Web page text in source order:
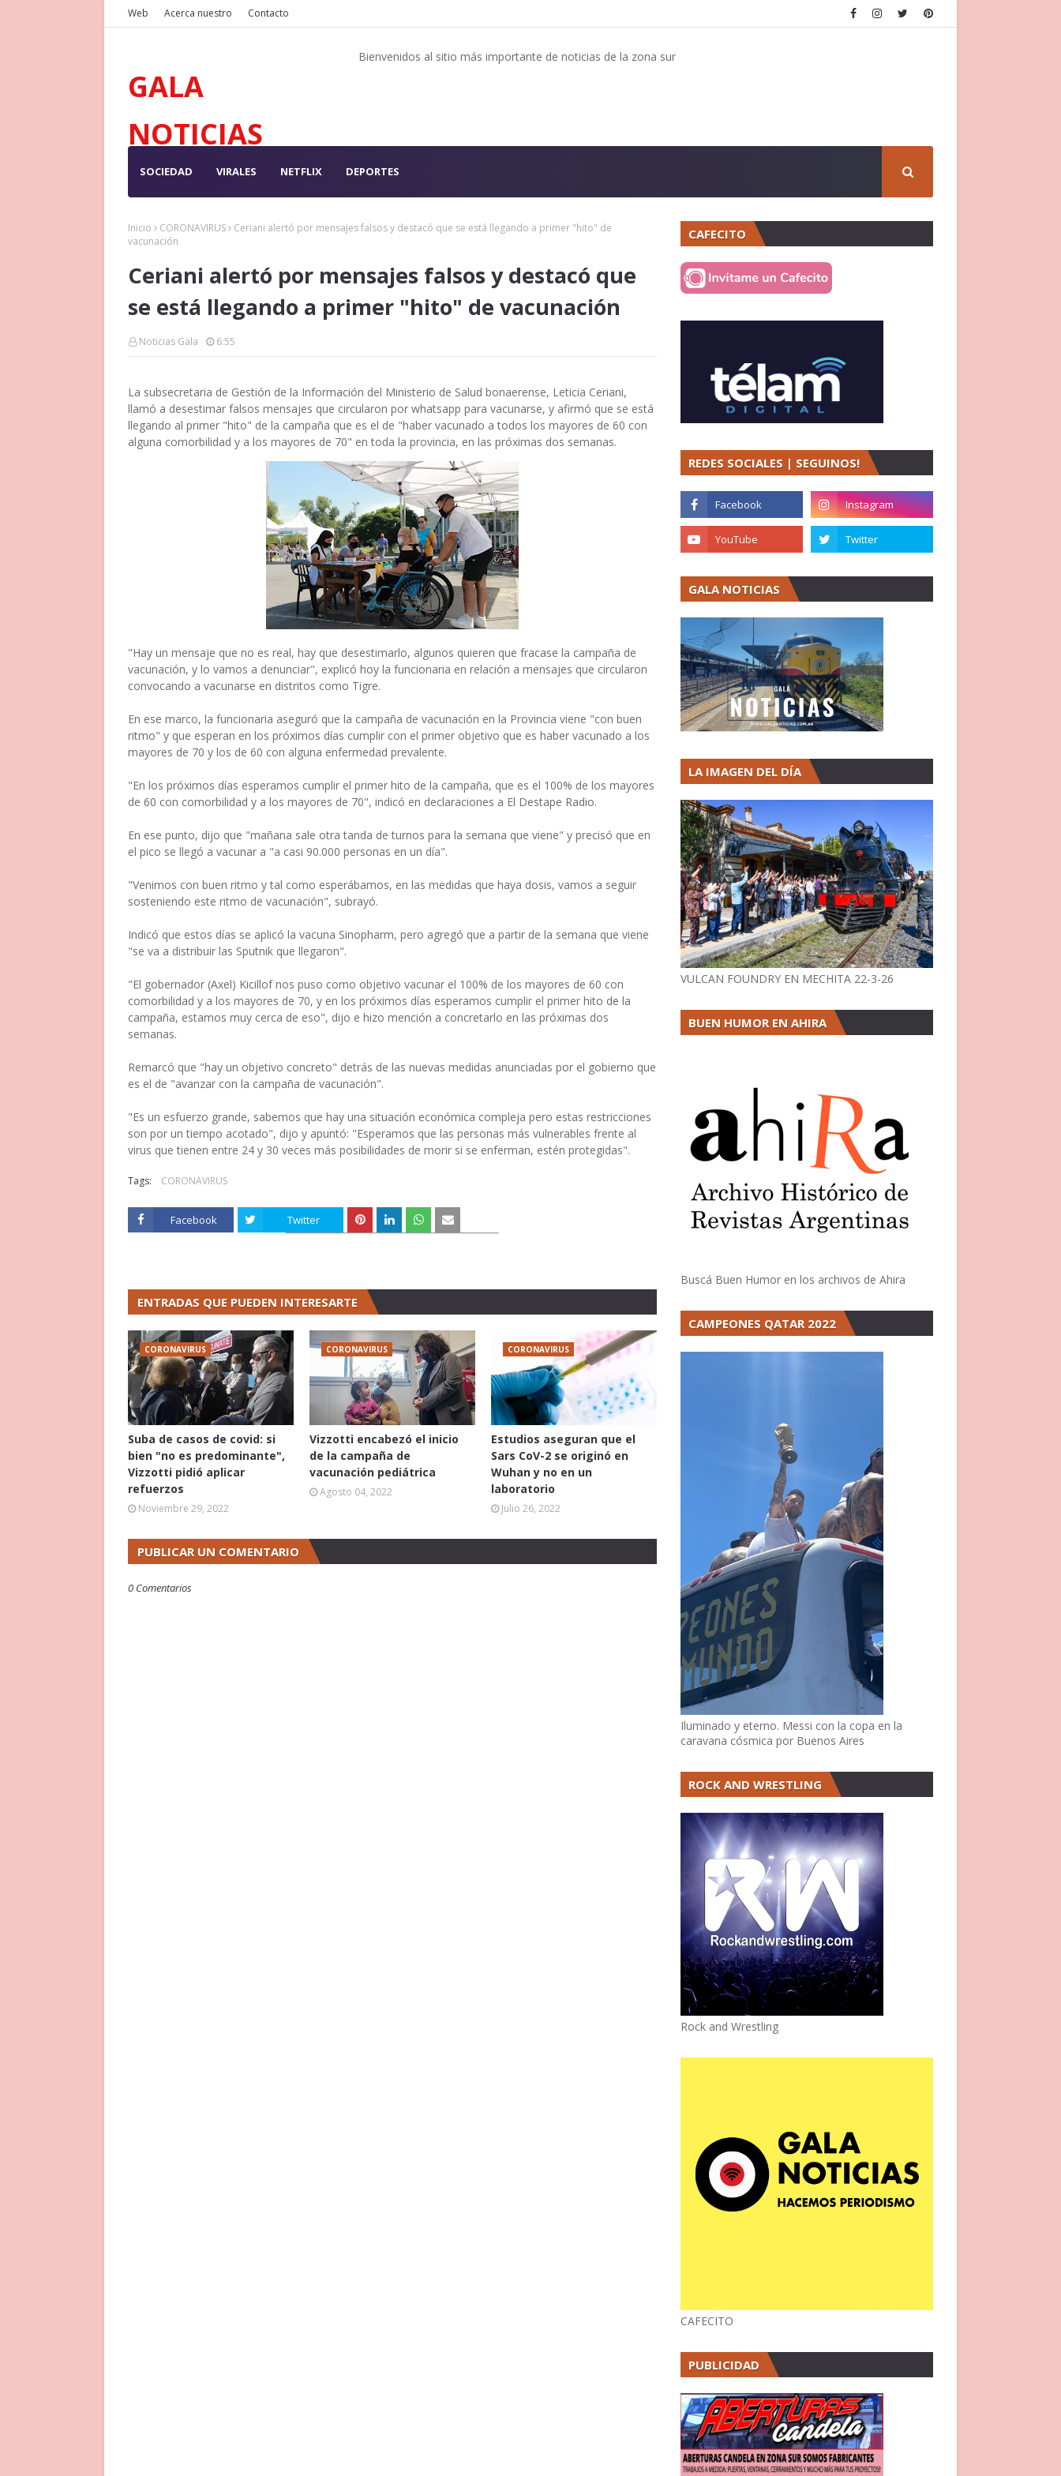
Web Acerca nuestro Contacto
GALA
NOTICIAS
Bienvenidos al sitio más importante de noticias de la zona sur
SOCIEDAD VIRALES NETFLIX DEPORTES
Inicio CORONAVIRUS
Ceriani alertó por mensajes falsos y destacó que se está llegando a primer "hito" de
vacunación
Ceriani alertó por mensajes falsos y destacó que
se está llegando a primer "hito" de vacunación
Noticias Gala 6:55
La subsecretaria de Gestión de la Información del Ministerio de Salud bonaerense, Leticia Ceriani,
llamó a desestimar falsos mensajes que circularon por whatsapp para vacunarse, y afirmó que se está
llegando al primer "hito" de la campaña que es el de "haber vacunado a todos los mayores de 60 con
alguna comorbilidad y a los mayores de 70" en toda la provincia, en las próximas dos semanas.
"Hay un mensaje que no es real, hay que desestimarlo, algunos quieren que fracase la campaña de
vacunación, y lo vamos a denunciar", explicó hoy la funcionaria en relación a mensajes que circularon
convocando a vacunarse en distritos como Tigre.
En ese marco, la funcionaria aseguró que la campaña de vacunación en la Provincia viene "con buen
ritmo" y que esperan en los próximos días cumplir con el primer objetivo que es haber vacunado a los
mayores de 70 y los de 60 con alguna enfermedad prevalente.
"En los próximos días esperamos cumplir el primer hito de la campaña, que es el 100% de los mayores
de 60 con comorbilidad y a los mayores de 70", indicó en declaraciones a El Destape Radio.
En ese punto, dijo que "mañana sale otra tanda de turnos para la semana que viene" y precisó que en
el pico se llegó a vacunar a "a casi 90.000 personas en un día".
"Venimos con buen ritmo y tal como esperábamos, en las medidas que haya dosis, vamos a seguir
sosteniendo este ritmo de vacunación", subrayó.
Indicó que estos días se aplicó la vacuna Sinopharm, pero agregó que a partir de la semana que viene
"se va a distribuir las Sputnik que llegaron".
"El gobernador (Axel) Kicillof nos puso como objetivo vacunar el 100% de los mayores de 60 con
comorbilidad y a los mayores de 70, y en los próximos días esperamos cumplir el primer hito de la
campaña, estamos muy cerca de eso", dijo e hizo mención a concretarlo en las próximas dos
semanas.
Remarcó que "hay un objetivo concreto" detrás de las nuevas medidas anunciadas por el gobierno que
es el de "avanzar con la campaña de vacunación".
"Es un esfuerzo grande, sabemos que hay una situación económica compleja pero estas restricciones
son por un tiempo acotado", dijo y apuntó: "Esperamos que las personas más vulnerables frente al
virus que tienen entre 24 y 30 veces más posibilidades de morir si se enferman, estén protegidas".
Tags: CORONAVIRUS
Facebook Twitter
ENTRADAS QUE PUEDEN INTERESARTE
CORONAVIRUS
Suba de casos de covid: si
bien "no es predominante",
Vizzotti pidió aplicar
refuerzos
Noviembre 29, 2022
CORONAVIRUS
Vizzotti encabezó el inicio
de la campaña de
vacunación pediátrica
Agosto 04, 2022
CORONAVIRUS
Estudios aseguran que el
Sars CoV-2 se originó en
Wuhan y no en un
laboratorio
Julio 26, 2022
PUBLICAR UN COMENTARIO
0 Comentarios
CAFECITO
REDES SOCIALES | SEGUINOS!
GALA NOTICIAS
LA IMAGEN DEL DÍA
VULCAN FOUNDRY EN MECHITA 22-3-26
BUEN HUMOR EN AHIRA
Buscá Buen Humor en los archivos de Ahira
CAMPEONES QATAR 2022
Iluminado y eterno. Messi con la copa en la
caravana cósmica por Buenos Aires
ROCK AND WRESTLING
Rock and Wrestling
CAFECITO
PUBLICIDAD